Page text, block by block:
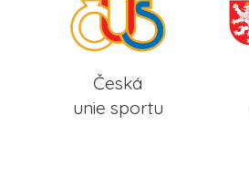
Česká
unie sportu